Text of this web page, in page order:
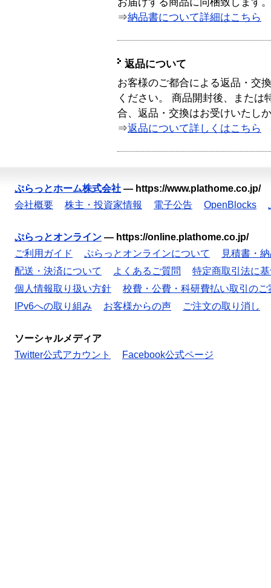
お届けする商品に同梱致します。
⇒納品書について詳細はこちら
返品について
お客様のご都合による返品・交
ください。 商品開封後、または
合、返品・交換はお受けいたし
⇒返品について詳しくはこちら
ぷらっとホーム株式会社 — https://www.plathome.co.jp/
会社概要
株主・投資家情報 電子公告 OpenBlocks
ぷらっとオンライン — https://online.plathome.co.jp/
ご利用ガイド
ぷらっとオンラインについて
見積書・
配送・決済について
よくあるご質問
特定商取引法に
個人情報取り扱い方針
校費・公費・科研費払い取引のご
IPv6への取り組み
お客様からの声 ご注文の取り消し
ソーシャルメディア
Twitter公式アカウント
Facebook公式ページ